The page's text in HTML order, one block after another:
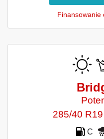
Finansowanie
285/40 R19
C